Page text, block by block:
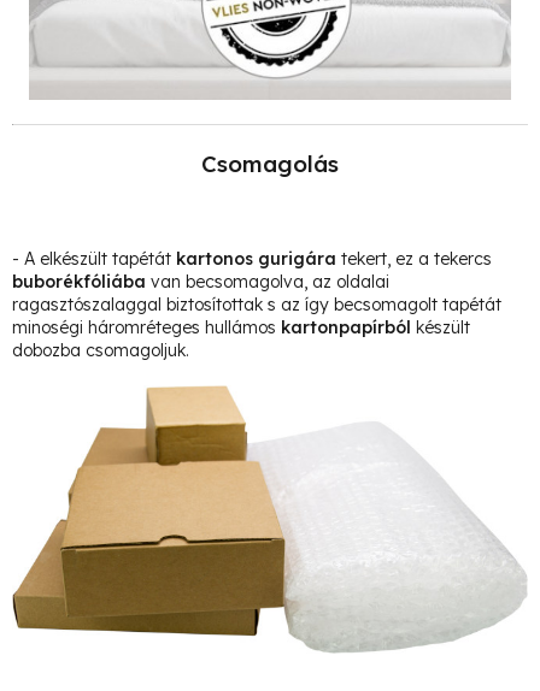
Csomagolás
- A elkészült tapétát kartonos gurigára tekert, ez a tekercs
buborékfóliába van becsomagolva, az oldalai
ragasztószalaggal biztosítottak s az így becsomagolt tapétát
minoségi háromréteges hullámos kartonpapírból készült
dobozba csomagoljuk.